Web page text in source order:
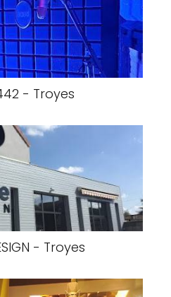
- Troyes
- Troyes